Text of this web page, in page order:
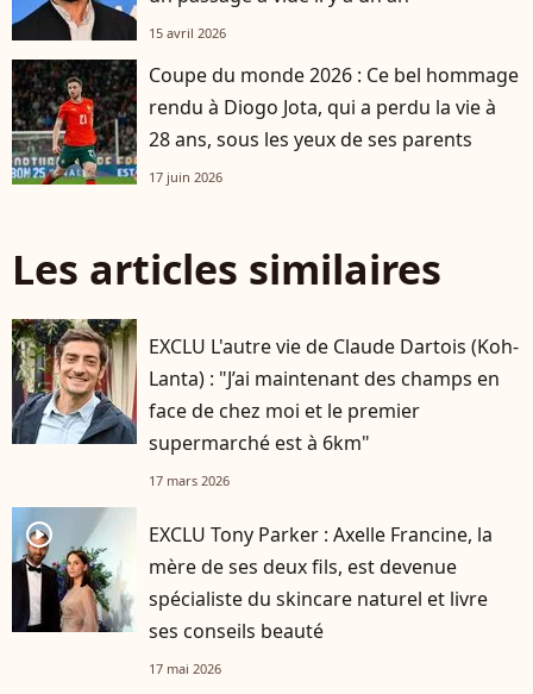
15 avril 2026
Coupe du monde 2026 : Ce bel hommage
rendu à Diogo Jota, qui a perdu la vie à
28 ans, sous les yeux de ses parents
17 juin 2026
Les articles similaires
EXCLU L'autre vie de Claude Dartois (Koh-
Lanta) : "J’ai maintenant des champs en
face de chez moi et le premier
supermarché est à 6km"
17 mars 2026
player2
EXCLU Tony Parker : Axelle Francine, la
mère de ses deux fils, est devenue
spécialiste du skincare naturel et livre
ses conseils beauté
17 mai 2026